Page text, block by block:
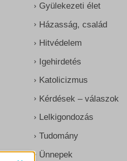
Gyülekezeti élet
Házasság, család
Hitvédelem
Igehirdetés
Katolicizmus
Kérdések – válaszok
Lelkigondozás
Tudomány
Ünnepek